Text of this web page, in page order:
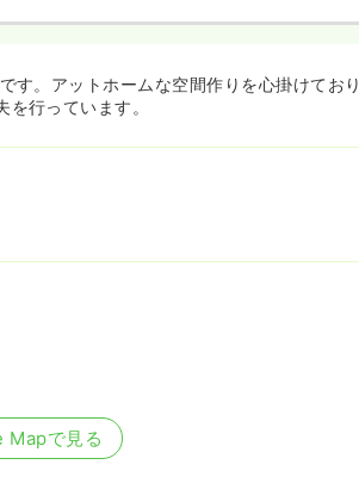
す。アットホームな空間作りを心掛けてお
行っています。
Mapで見る